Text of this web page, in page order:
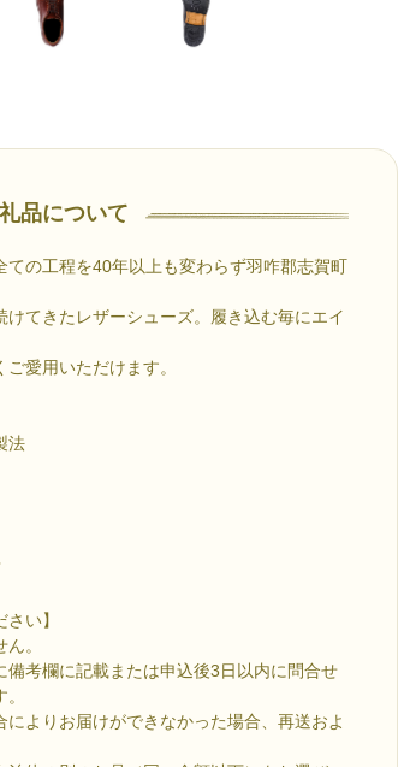
品について
の工程を40年以上も変わらず羽咋郡志賀町
てきたレザーシューズ。履き込む毎にエイ
愛用いただけます。
法
い】
。
備考欄に記載または申込後3日以内に問合せ
によりお届けができなかった場合、再送およ